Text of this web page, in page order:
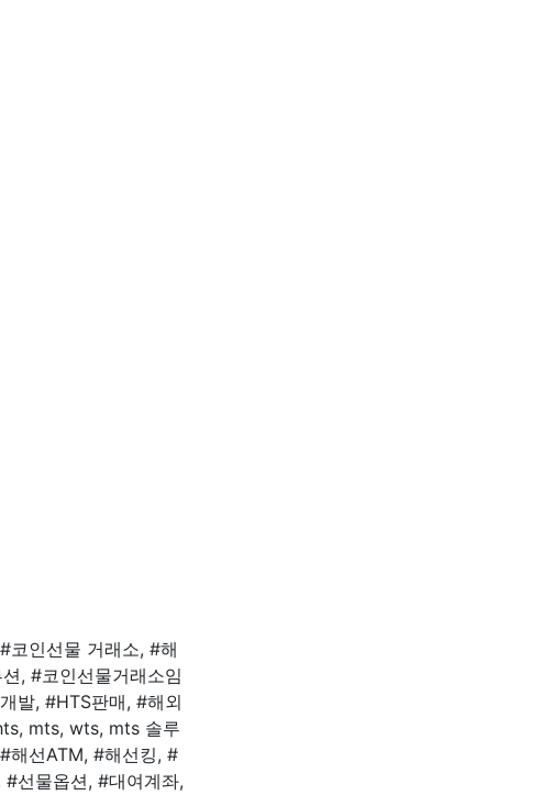
코인선물 거래소, #해
, #코인선물거래소임
발, #HTS판매, #해외
mts, wts, mts 솔루
해선ATM, #해선킹, #
선물옵션, #대여계좌,